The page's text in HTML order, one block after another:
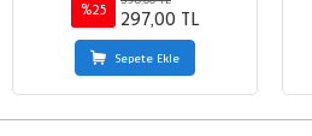
%25 297,00 TL
Sepete Ekle